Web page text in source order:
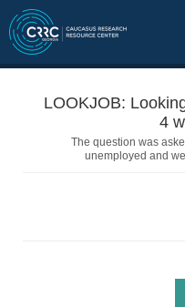
LOOKJOB:
4
The question was
unemployed and